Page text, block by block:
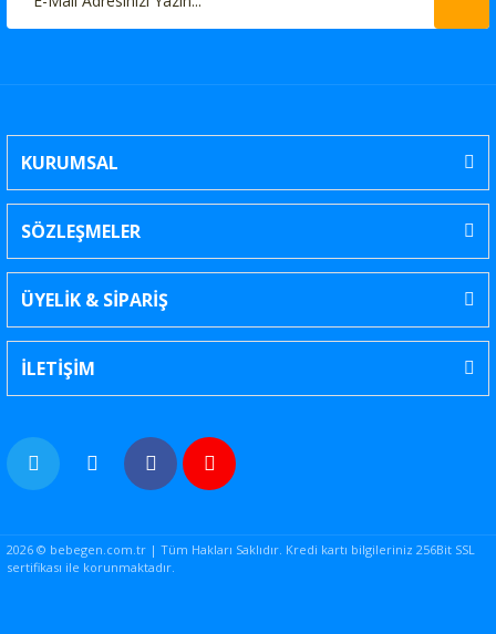
KURUMSAL
SÖZLEŞMELER
ÜYELİK & SİPARİŞ
İLETİŞİM
2026 © bebegen.com.tr | Tüm Hakları Saklıdır. Kredi kartı bilgileriniz 256Bit SSL
sertifikası ile korunmaktadır.